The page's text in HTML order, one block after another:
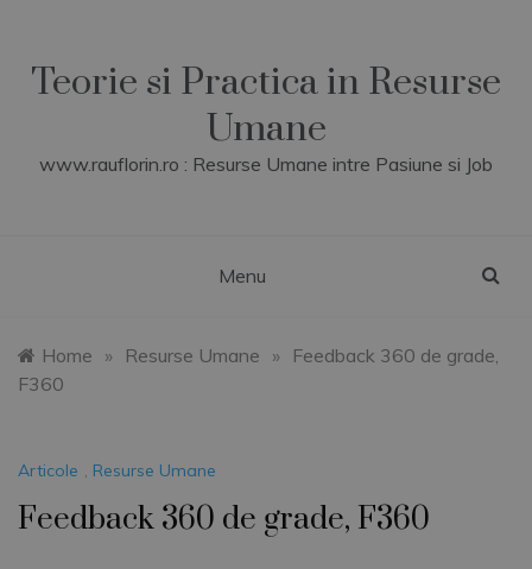
contentTeorie si Practica in Resurse
Umane
www.rauflorin.ro : Resurse Umane intre Pasiune si Job
Menu
Home » Resurse Umane »
Feedback 360 de grade,
F360
Articole , Resurse Umane
Feedback 360 de grade, F360